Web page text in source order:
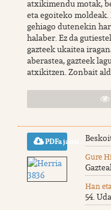
atxikimendu motak,
eta egoiteko
gehiago dutenekin
halaber. Ez da
gazteek ukaitea
aberastea, gazteek
atxikitzen. Zonbait
PDFa jaitsi
Gure
Han
54.